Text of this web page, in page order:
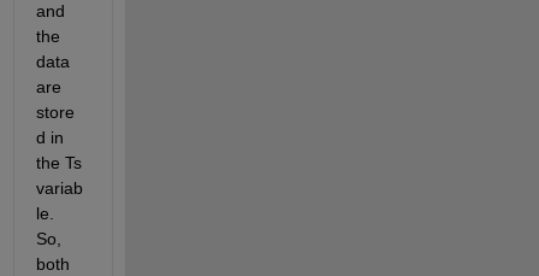
and
the
data
are
store
d in
the Ts
variab
le.
So,
both